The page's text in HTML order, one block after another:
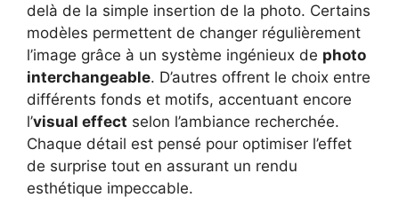
delà de la simple insertion de la photo. Certains
modèles permettent de changer régulièrement
l’image grâce à un système ingénieux de photo
interchangeable. D’autres offrent le choix entre
différents fonds et motifs, accentuant encore
l’visual effect selon l’ambiance recherchée.
Chaque détail est pensé pour optimiser l’effet
de surprise tout en assurant un rendu
esthétique impeccable.